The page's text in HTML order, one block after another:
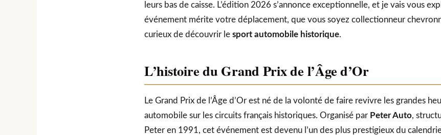
leurs bas de caisse. L’édition 2026 s’annonce exceptionnelle, et je vais vous
événement mérite votre déplacement, que vous soyez collectionneur
curieux de découvrir le sport automobile historique.
L’histoire du Grand Prix de l’Âge d’Or
Le Grand Prix de l’Âge d’Or est né de la volonté de faire revivre les grandes
automobile sur les circuits français historiques. Organisé par Peter Auto,
Peter en 1991, cet événement est devenu l’un des plus prestigieux du